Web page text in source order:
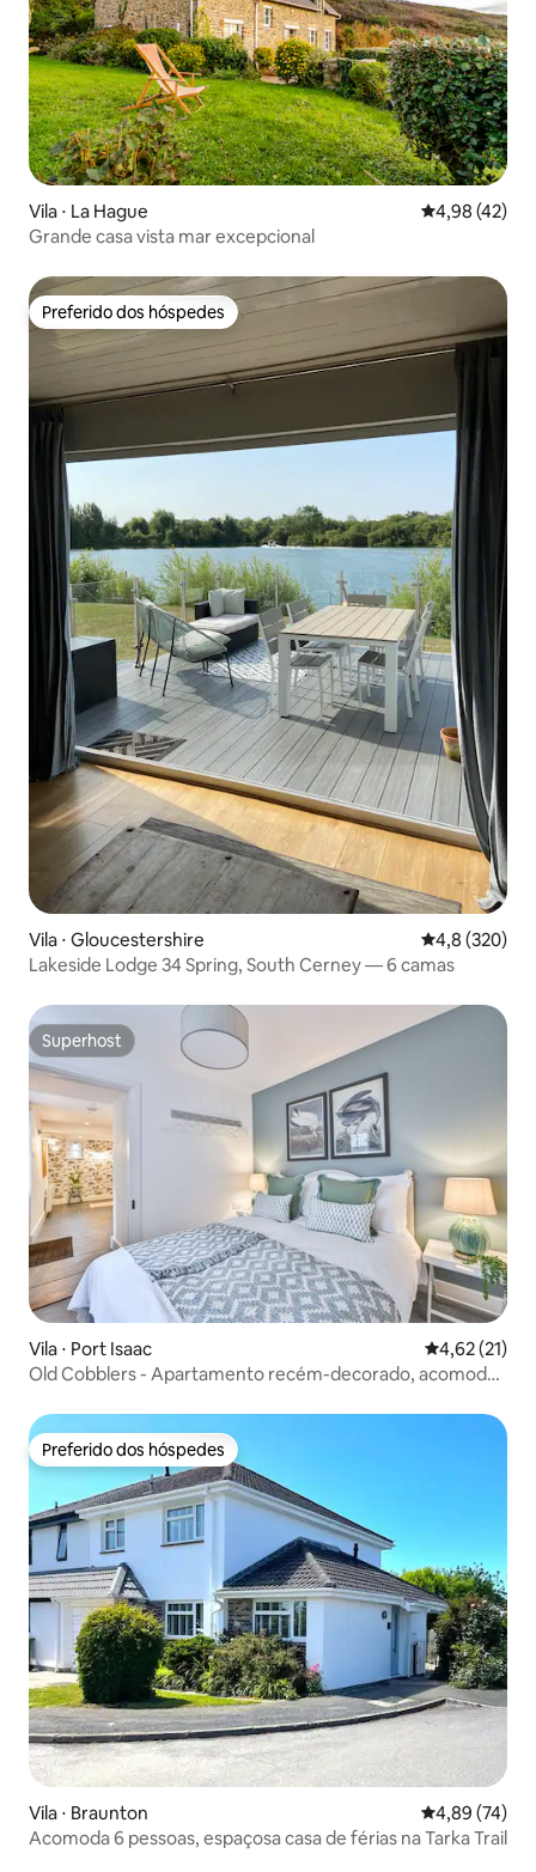
Vila ⋅ La Hague 4,98 de uma
4,98 (42)
Grande casa vista mar excepcional
Preferido dos hóspedes
Preferido dos hóspedes
Vila ⋅ Gloucestershire 4,8 de uma
4,8 (320)
Lakeside Lodge 34 Spring, South Cerney — 6 camas
Superhost
Superhost
Vila ⋅ Port Isaac 4,62 de uma
4,62 (21)
Old Cobblers - Apartamento recém-decorado, acomoda
Preferido dos hóspedes
Preferido dos hóspedes
Vila ⋅ Braunton 4,89 de uma
4,89 (74)
Acomoda 6 pessoas, espaçosa casa de férias na Tarka Trail